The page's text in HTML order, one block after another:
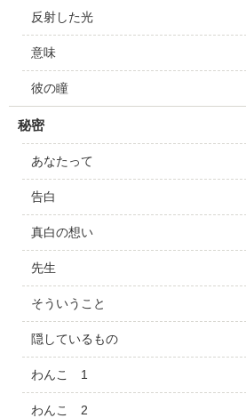
反射した光
意味
彼の瞳
秘密
あなたって
告白
真白の想い
先生
そういうこと
隠しているもの
わんこ 1
わんこ 2